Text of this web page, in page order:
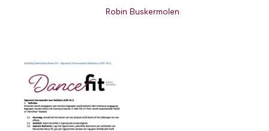
Robin Buskermolen